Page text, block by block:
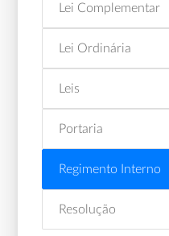
Lei Complementar
Lei Ordinária
Leis
Portaria
Regimento Interno
Resolução